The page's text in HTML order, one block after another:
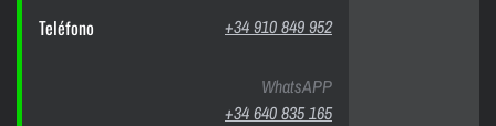
Teléfono +34 910 849 952
WhatsAPP
+34 640 835 165